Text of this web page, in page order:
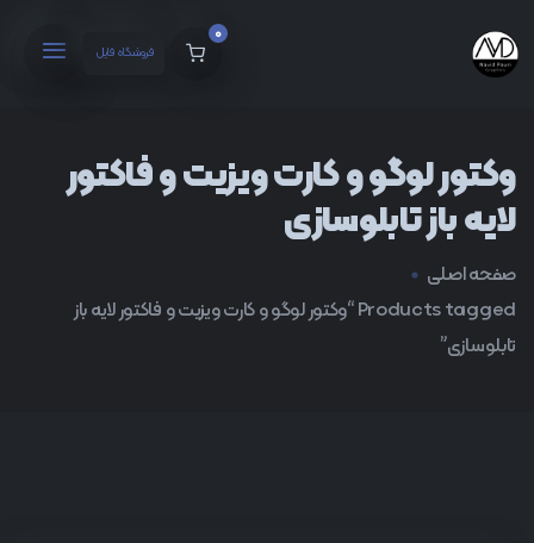
0
فروشگاه فایل
وکتور لوگو و کارت ویزیت و فاکتور
لایه باز تابلوسازی
صفحه اصلی
Products tagged “وکتور لوگو و کارت ویزیت و فاکتور لایه باز
تابلوسازی”